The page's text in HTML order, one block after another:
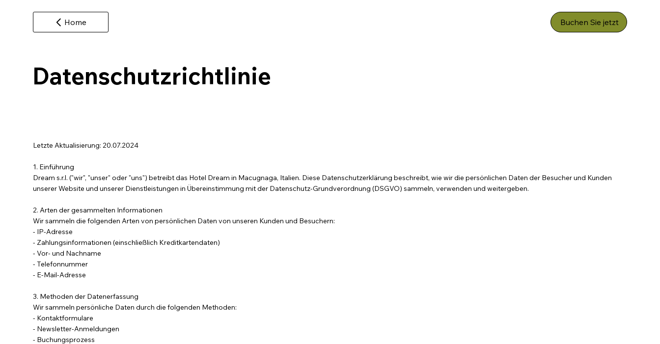
Home Buchen Sie jetzt
Datenschutzrichtlinie
Letzte Aktualisierung: 20.07.2024
1. Einführung
Dream s.r.l. ("wir", "unser" oder "uns") betreibt das Hotel Dream in Macugnaga, Italien. Diese Datenschutzerklärung beschreibt, wie wir die persönlichen Daten der Besucher und Kunden
unserer Website und unserer Dienstleistungen in Übereinstimmung mit der Datenschutz-Grundverordnung (DSGVO) sammeln, verwenden und weitergeben.
2. Arten der gesammelten Informationen
Wir sammeln die folgenden Arten von persönlichen Daten von unseren Kunden und Besuchern:
- IP-Adresse
- Zahlungsinformationen (einschließlich Kreditkartendaten)
- Vor- und Nachname
- Telefonnummer
- E-Mail-Adresse
3. Methoden der Datenerfassung
Wir sammeln persönliche Daten durch die folgenden Methoden:
- Kontaktformulare
- Newsletter-Anmeldungen
- Buchungsprozess